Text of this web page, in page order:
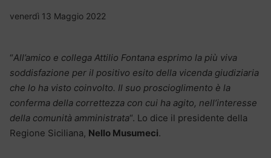
venerdì 13 Maggio 2022
“All’amico e collega Attilio Fontana esprimo la più viva
soddisfazione per il positivo esito della vicenda giudiziaria
che lo ha visto coinvolto. Il suo proscioglimento è la
conferma della correttezza con cui ha agito, nell’interesse
della comunità amministrata“. Lo dice il presidente della
Regione Siciliana, Nello Musumeci.